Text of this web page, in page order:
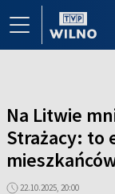
Na Litwie
Strażacy: to
22.10.2025, 20:00